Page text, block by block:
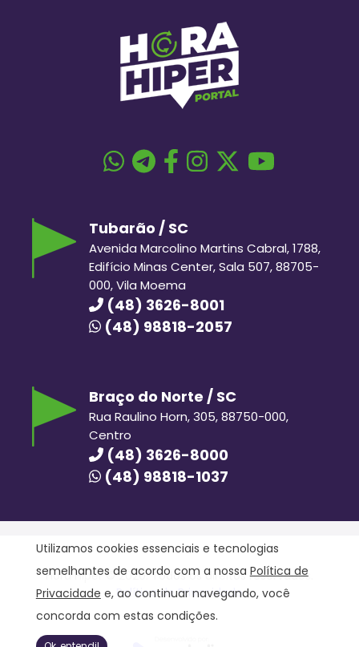
Tubarão / SC
Avenida Marcolino Martins Cabral, 1788,
Edifício Minas Center, Sala 507, 88705-
000, Vila Moema
(48) 3626-8001
(48) 98818-2057
Braço do Norte / SC
Rua Raulino Horn, 305, 88750-000,
Centro
(48) 3626-8000
(48) 98818-1037
Hora Hiper © 2020. Todos os direitos reservados.
Política de Privacidade
Utilizamos cookies essenciais e tecnologias
semelhantes de acordo com a nossa Política de
Privacidade e, ao continuar navegando, você
concorda com estas condições.